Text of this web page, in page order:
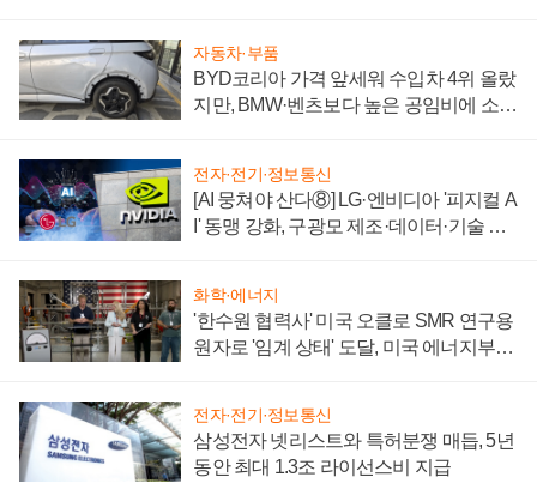
자동차·부품
BYD코리아 가격 앞세워 수입차 4위 올랐
지만, BMW·벤츠보다 높은 공임비에 소비
전자·전기·정보통신
[AI 뭉쳐야 산다⑧] LG·엔비디아 '피지컬 A
I' 동맹 강화, 구광모 제조·데이터·기술 결
화학·에너지
'한수원 협력사' 미국 오클로 SMR 연구용
원자로 '임계 상태' 도달, 미국 에너지부
전자·전기·정보통신
삼성전자 넷리스트와 특허분쟁 매듭, 5년
동안 최대 1.3조 라이선스비 지급